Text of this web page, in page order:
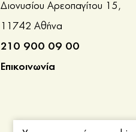
Διονυσίου Αρεοπαγίτου 15,
11742 Αθήνα
210 900 09 00
Επικοινωνία